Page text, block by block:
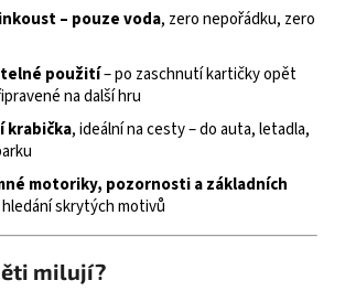
– pouze voda, zero nepořádku, zero
použití– po zaschnutí kartičky opět
na další hru
krabička, ideální na cesty – do auta, letadla,
motoriky, pozornosti a základních
skrytých motivů
milují?